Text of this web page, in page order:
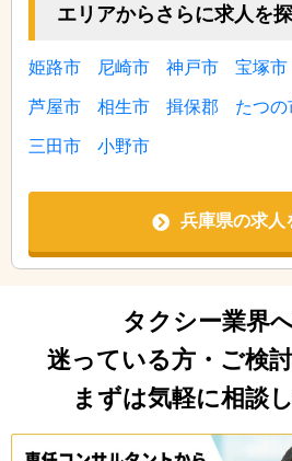
エリアからさらに求人を
姫路市 尼崎市 神戸市 宝塚市
芦屋市 相生市 揖保郡 たつの
三田市 小野市
兵庫県の求人
タクシー業界
迷っている方・ご検
まずは気軽に相談